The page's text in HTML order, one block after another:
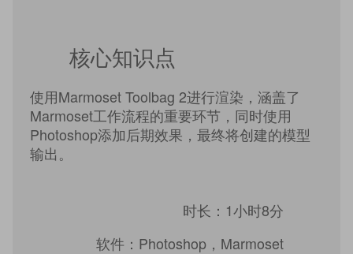
核心知识点
使用Marmoset Toolbag 2进行渲染，涵盖了
Marmoset工作流程的重要环节，同时使用
Photoshop添加后期效果，最终将创建的模型
输出。
时长：1小时8分
软件：Photoshop，Marmoset